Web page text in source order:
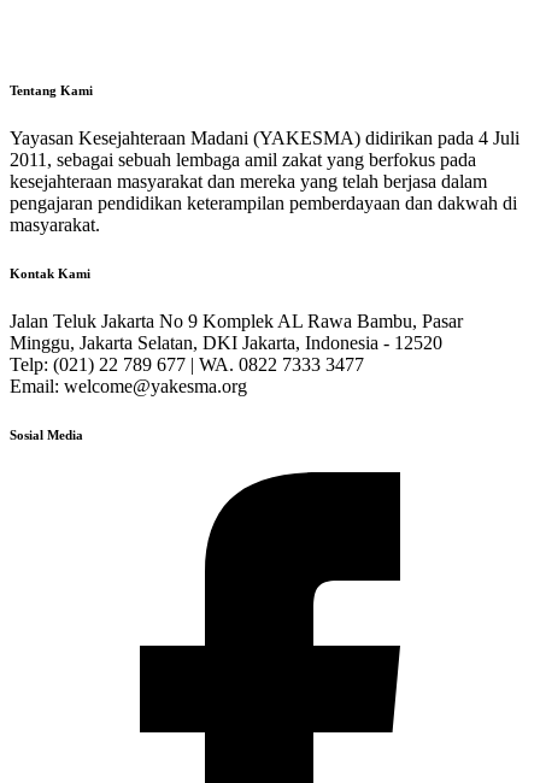
Tentang Kami
Yayasan Kesejahteraan Madani (YAKESMA) didirikan pada 4 Juli
2011, sebagai sebuah lembaga amil zakat yang berfokus pada
kesejahteraan masyarakat dan mereka yang telah berjasa dalam
pengajaran pendidikan keterampilan pemberdayaan dan dakwah di
masyarakat.
Kontak Kami
Jalan Teluk Jakarta No 9 Komplek AL Rawa Bambu, Pasar
Minggu, Jakarta Selatan, DKI Jakarta, Indonesia - 12520
Telp: (021) 22 789 677 | WA. 0822 7333 3477
Email: welcome@yakesma.org
Sosial Media